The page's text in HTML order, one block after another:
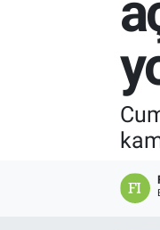
ASTROLOJİ